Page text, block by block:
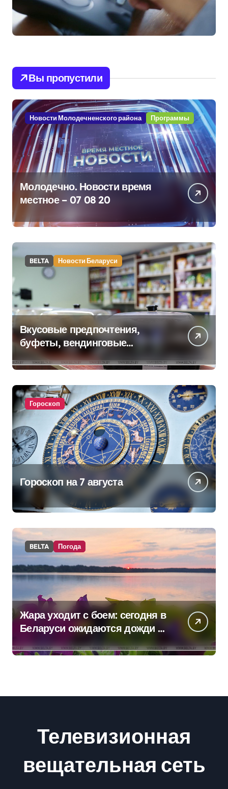
Вы пропустили
Новости Молодечненского района Программы
Молодечно. Новости время
местное – 07 08 20
BELTA Новости Беларуси
Вкусовые предпочтения,
буфеты, вендинговые
аппараты. Минобразования об
изменениях в школьном
питании
Гороскоп
Гороскоп на 7 августа
BELTA Погода
Жара уходит с боем: сегодня в
Беларуси ожидаются дожди и
грозы
Телевизионная
вещательная сеть